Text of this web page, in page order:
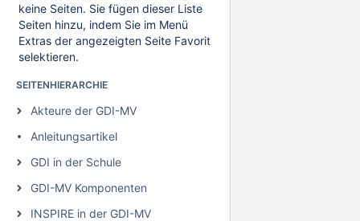
keine Seiten. Sie fügen dieser Liste
Seiten hinzu, indem Sie im Menü
Extras der angezeigten Seite Favorit
selektieren.
SEITENHIERARCHIE
Akteure der GDI-MV
Anleitungsartikel
GDI in der Schule
GDI-MV Komponenten
INSPIRE in der GDI-MV